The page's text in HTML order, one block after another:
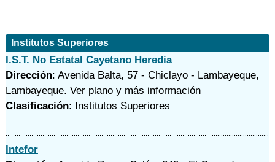
Institutos Superiores
I.S.T. No Estatal Cayetano Heredia
Dirección: Avenida Balta, 57 - Chiclayo - Lambayeque,
Lambayeque. Ver plano y más información
Clasificación: Institutos Superiores
Intefor